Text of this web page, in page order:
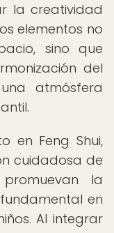
la creatividad
elementos no
sino que
del
atmósfera
en Feng Shui,
cuidadosa de
la
en
Al integrar